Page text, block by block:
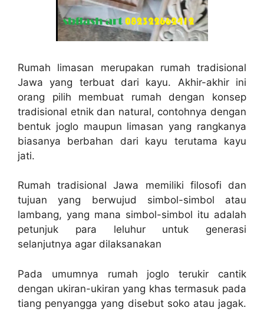
Rumah limasan merupakan rumah tradisional
Jawa yang terbuat dari kayu. Akhir-akhir ini
orang pilih membuat rumah dengan konsep
tradisional etnik dan natural, contohnya dengan
bentuk joglo maupun limasan yang rangkanya
biasanya berbahan dari kayu terutama kayu
jati.
Rumah tradisional Jawa memiliki filosofi dan
tujuan yang berwujud simbol-simbol atau
lambang, yang mana simbol-simbol itu adalah
petunjuk para leluhur untuk generasi
selanjutnya agar dilaksanakan
Pada umumnya rumah joglo terukir cantik
dengan ukiran-ukiran yang khas termasuk pada
tiang penyangga yang disebut soko atau jagak.